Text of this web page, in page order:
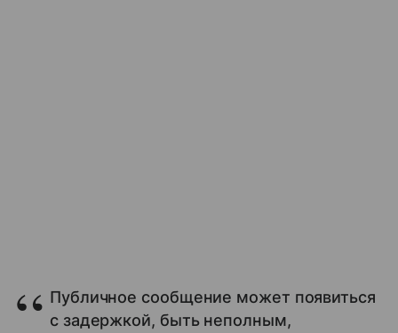
Публичное сообщение может появиться
с задержкой, быть неполным,